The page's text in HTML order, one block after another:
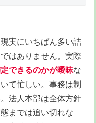
実にいちばん多い詰
はありません。実際
できるのかが曖昧な
て忙しい。事務は制
法人本部は全体方針
までは追い切れな